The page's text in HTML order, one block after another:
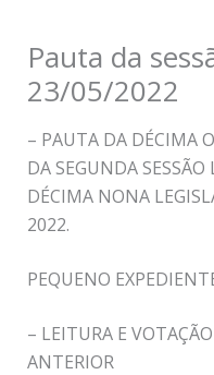
Pauta da
23/05/2022
– PAUTA DA DÉCIMA
DA SEGUNDA
DÉCIMA NONA
2022.
PEQUENO
– LEITURA E
ANTERIOR